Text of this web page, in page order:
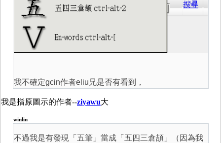
我不確定gcin作者eliu兄是否有看到，
我是指原圖示的作者--ziyawu大
winlin
不過我是有發現「五筆」當成「五四三倉頡」（因為我